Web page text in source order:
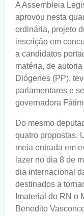
A Assembleia
aprovou nesta
ordinária, projeto
inscrição em
a candidatos
matéria, de
Diógenes (PP),
parlamentares e
governadora
Do mesmo
quatro propostas.
meia entrada em
lazer no dia 8 de
dia internacional
destinados a
Imaterial do RN o
Benedito